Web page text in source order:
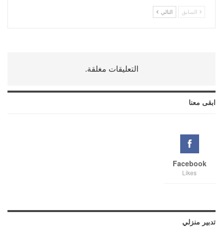
السابق التالي
التعليقات مغلقة.
ابقى معنا
Facebook
Likes
تدبير منزلي